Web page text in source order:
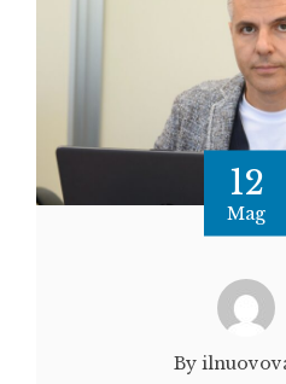
12
Mag
By